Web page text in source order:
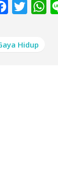
Facebook
Twitter
Hidup